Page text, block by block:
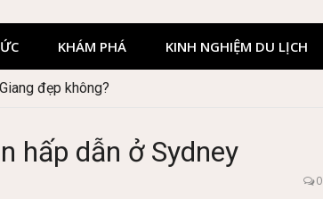
KHÁM PHÁ KINH NGHIỆM DU LỊCH
đẹp không?
gia Cúc Phương
hấp dẫn ở Sydney
0